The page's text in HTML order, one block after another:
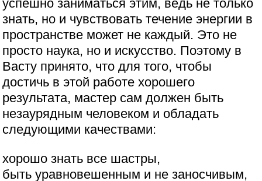
успешно заниматься этим, ведь не только
знать, но и чувствовать течение энергии в
пространстве может не каждый. Это не
просто наука, но и искусство. Поэтому в
Васту принято, что для того, чтобы
достичь в этой работе хорошего
результата, мастер сам должен быть
незаурядным человеком и обладать
следующими качествами:
хорошо знать все шастры,
быть уравновешенным и не заносчивым,